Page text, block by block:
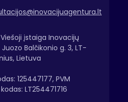
reikia gauti ją koordinuojančios
įstaiga Inovacijų
Balčikonio g. 3, LT-
Lietuva
125447177, PVM
LT254471716